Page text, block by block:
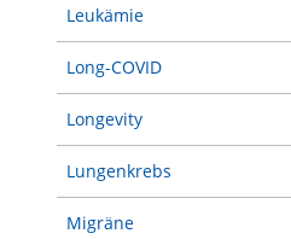
Leukämie
Long-COVID
Longevity
Lungenkrebs
Migräne